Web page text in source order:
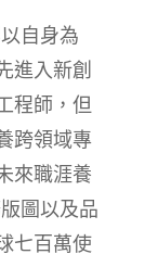
自身為
進入新創
程師，但
跨領域專
來職涯養
圖以及品
七百萬使